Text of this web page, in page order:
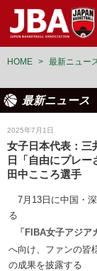
HOME > 最新ニュー
最新ニュース
2025年7月1日
女子日本代表：三
日「自由にプレー
田中こころ選手
7月13日に中国・
る
「FIBA女子アジア
へ向け、ファンの皆
の成果を披露する